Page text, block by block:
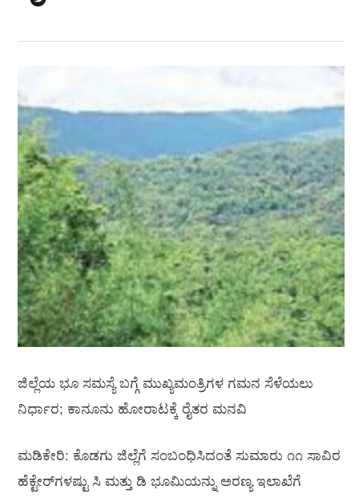
ಜಿಲ್ಲೆಯ ಭೂ ಸಮಸ್ಯೆ ಬಗ್ಗೆ ಮುಖ್ಯಮಂತ್ರಿಗಳ ಗಮನ ಸೆಳೆಯಲು
ನಿರ್ಧಾರ; ಕಾನೂನು ಹೋರಾಟಕ್ಕೆ ರೈತರ ಮನವಿ
ಮಡಿಕೇರಿ: ಕೊಡಗು ಜಿಲ್ಲೆಗೆ ಸಂಬಂಧಿಸಿದಂತೆ ಸುಮಾರು ೧೧ ಸಾವಿರ
ಹೆಕ್ಟೇರ್‌ಗಳಷ್ಟು ಸಿ ಮತ್ತು ಡಿ ಭೂಮಿಯನ್ನು ಅರಣ್ಯ ಇಲಾಖೆಗೆ